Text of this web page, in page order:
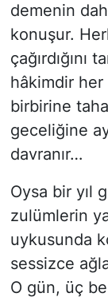
demenin
konuşur.
çağırdığını
hâkimdir
birbirine
geceliğine
davranır…
Oysa bir yıl
zulümlerin
uykusunda
sessizce
O gün, üç